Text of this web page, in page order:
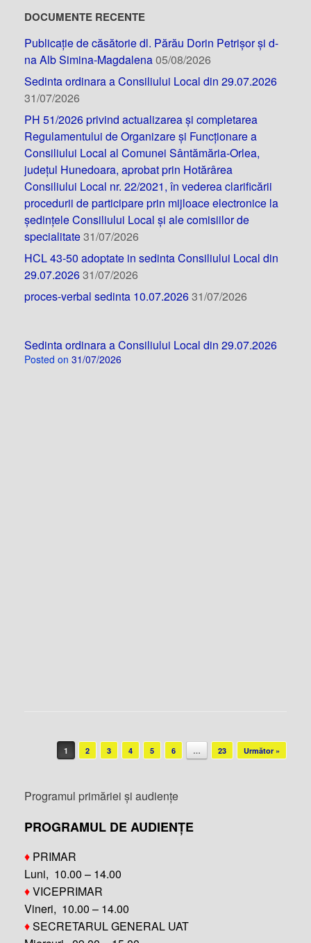
DOCUMENTE RECENTE
Publicație de căsătorie dl. Părău Dorin Petrișor și d-
na Alb Simina-Magdalena05/08/2026
Sedinta ordinara a Consiliului Local din 29.07.2026
31/07/2026
PH 51/2026 privind actualizarea și completarea
Regulamentului de Organizare și Funcționare a
Consiliului Local al Comunei Sântămăria-Orlea,
județul Hunedoara, aprobat prin Hotărârea
Consiliului Local nr. 22/2021, în vederea clarificării
procedurii de participare prin mijloace electronice la
ședințele Consiliului Local și ale comisiilor de
specialitate31/07/2026
HCL 43-50 adoptate in sedinta Consiliului Local din
29.07.202631/07/2026
proces-verbal sedinta 10.07.202631/07/2026
Sedinta ordinara a Consiliului Local din 29.07.2026
Posted on 31/07/2026
Post navigation
1 2 3 4 5 6 … 23 Următor »
Programul primăriei și audiențe
PROGRAMUL DE AUDIENȚE
♦ PRIMAR
Luni, 10.00 – 14.00
♦VICEPRIMAR
Vineri, 10.00 – 14.00
♦SECRETARUL GENERAL UAT